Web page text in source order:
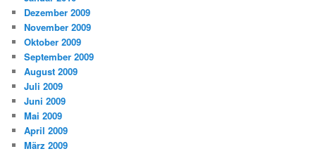
Dezember 2009
November 2009
Oktober 2009
September 2009
August 2009
Juli 2009
Juni 2009
Mai 2009
April 2009
März 2009